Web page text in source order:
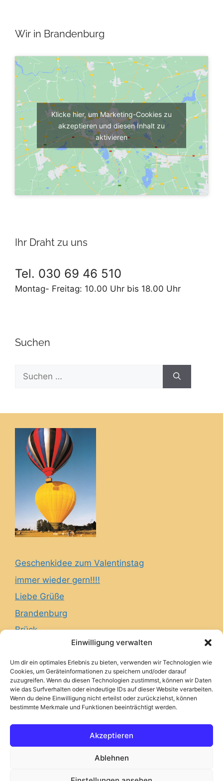
Einwilligung verwalten
Um dir ein optimales Erlebnis zu bieten, verwenden wir Technologien wie
Cookies, um Geräteinformationen zu speichern und/oder darauf
zuzugreifen. Wenn du diesen Technologien zustimmst, können wir Daten
wie das Surfverhalten oder eindeutige IDs auf dieser Website verarbeiten.
Wenn du deine Einwilligung nicht erteilst oder zurückziehst, können
bestimmte Merkmale und Funktionen beeinträchtigt werden.
Akzeptieren
Ablehnen
Wir in Brandenburg
Klicke hier, um Marketing-Cookies zu
akzeptieren und diesen Inhalt zu
aktivieren
Ihr Draht zu uns
Tel. 030 69 46 510
Montag- Freitag: 10.00 Uhr bis 18.00 Uhr
Suchen
nach:
Geschenkidee zum Valentinstag
immer wieder gern!!!!
Liebe Grüße
Brandenburg
Brück
AGB
Widerrufsbelehrung
Datenschutzerklärung
Impressum